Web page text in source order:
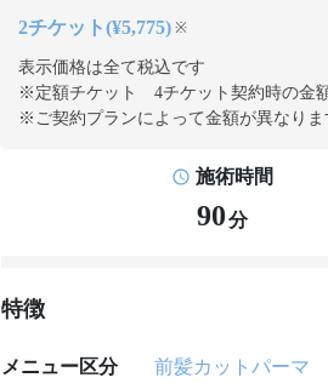
2チケット(¥5,775) ※
表示価格は全て税込です
※定額チケット 4チケット契約時の金
※ご契約プランによって金額が異なりま
施術時間
90分
特徴
メニュー区分 前髪カットパーマ